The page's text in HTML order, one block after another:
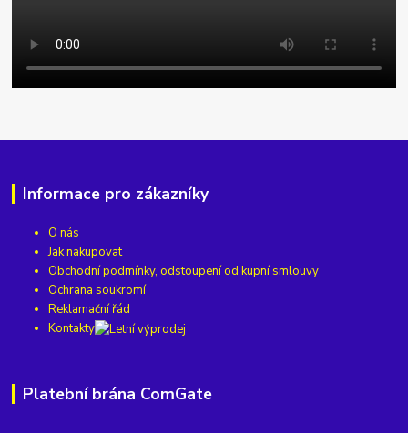
Informace pro zákazníky
O nás
Jak nakupovat
Obchodní podmínky, odstoupení od kupní smlouvy
Ochrana soukromí
Reklamační řád
Kontakty
Platební brána ComGate